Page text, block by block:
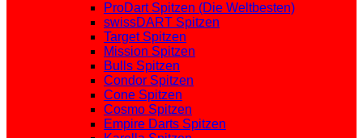
ProDart Spitzen (Die Weltbesten)
swissDART Spitzen
Target Spitzen
Mission Spitzen
Bulls Spitzen
Condor Spitzen
Cone Spitzen
Cosmo Spitzen
Empire Darts Spitzen